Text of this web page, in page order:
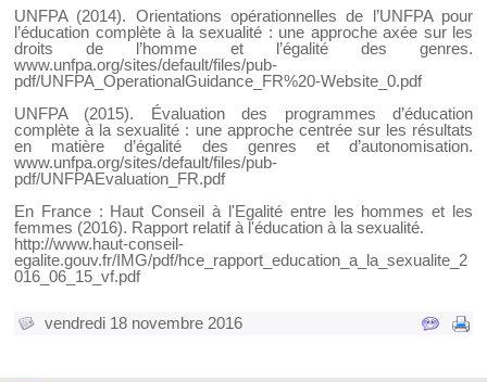
UNFPA (2014). Orientations opérationnelles de l’UNFPA pour
l’éducation complète à la sexualité : une approche axée sur les
droits de l’homme et l’égalité des genres.
www.unfpa.org/sites/default/files/pub-
pdf/UNFPA_OperationalGuidance_FR%20-Website_0.pdf
UNFPA (2015). Évaluation des programmes d’éducation
complète à la sexualité : une approche centrée sur les résultats
en matière d’égalité des genres et d’autonomisation.
www.unfpa.org/sites/default/files/pub-
pdf/UNFPAEvaluation_FR.pdf
En France : Haut Conseil à l'Egalité entre les hommes et les
femmes (2016). Rapport relatif à l'éducation à la sexualité.
http://www.haut-conseil-
egalite.gouv.fr/IMG/pdf/hce_rapport_education_a_la_sexualite_2
016_06_15_vf.pdf
vendredi 18 novembre 2016